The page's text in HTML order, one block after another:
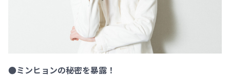
●ミンヒョンの秘密を暴露！